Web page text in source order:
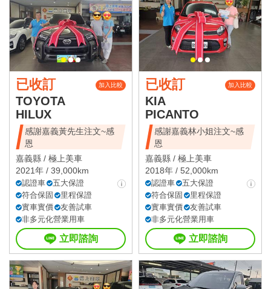
已收訂 加入比較
TOYOTA
HILUX
感謝嘉義黃先生注文~感
恩
嘉義縣 / 極上美車
2021年 / 39,000km
認證車
五大保證
符合保固
里程保證
實車實價
友善試車
非多元化營業用車
立即諮詢
已收訂 加入比較
KIA
PICANTO
感謝嘉義林小姐注文~感
恩
嘉義縣 / 極上美車
2018年 / 52,000km
認證車
五大保證
符合保固
里程保證
實車實價
友善試車
非多元化營業用車
立即諮詢